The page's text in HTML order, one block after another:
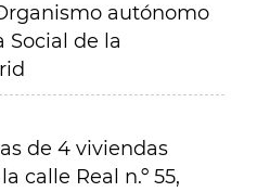
autónomo
Social de la
de 4 viviendas
calle Real n.º 55,